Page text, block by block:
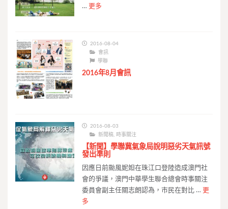
… 更多
2016-08-04
會訊
學聯
2016年8月會訊
2016-08-03
新聞稿, 時事關注
【新聞】學聯冀氣象局說明惡劣天氣訊號
發出準則
因應日前颱風妮妲在珠江口登陸造成澳門社
會的爭議，澳門中華學生聯合總會時事關注
委員會副主任關志朗認為，市民在對比 … 更
多